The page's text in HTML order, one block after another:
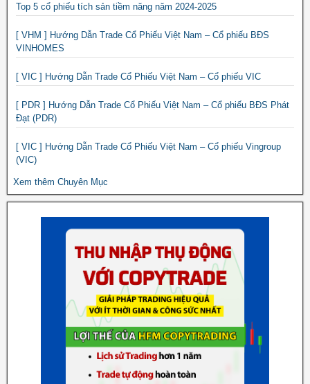
Top 5 cổ phiếu tích sản tiềm năng năm 2024-2025
[ VHM ] Hướng Dẫn Trade Cổ Phiếu Việt Nam – Cổ phiếu BĐS
VINHOMES
[ VIC ] Hướng Dẫn Trade Cổ Phiếu Việt Nam – Cổ phiếu VIC
[ PDR ] Hướng Dẫn Trade Cổ Phiếu Việt Nam – Cổ phiếu BĐS Phát
Đạt (PDR)
[ VIC ] Hướng Dẫn Trade Cổ Phiếu Việt Nam – Cổ phiếu Vingroup
(VIC)
Xem thêm Chuyên Mục